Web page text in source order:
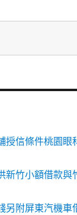
授信條件桃園眼
新竹小額借款與
另附屏東汽機車